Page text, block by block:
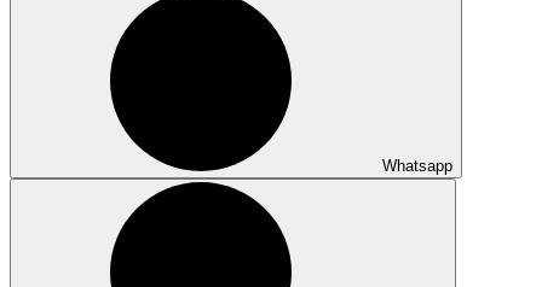
Whatsapp